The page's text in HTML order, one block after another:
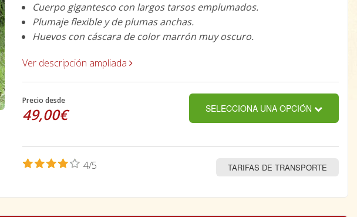
Cuerpo gigantesco con largos tarsos emplumados.
Plumaje flexible y de plumas anchas.
Huevos con cáscara de color marrón muy oscuro.
Ver descripción ampliada
Precio desde
49,00€ SELECCIONA UNA OPCIÓN
4/5 TARIFAS DE TRANSPORTE